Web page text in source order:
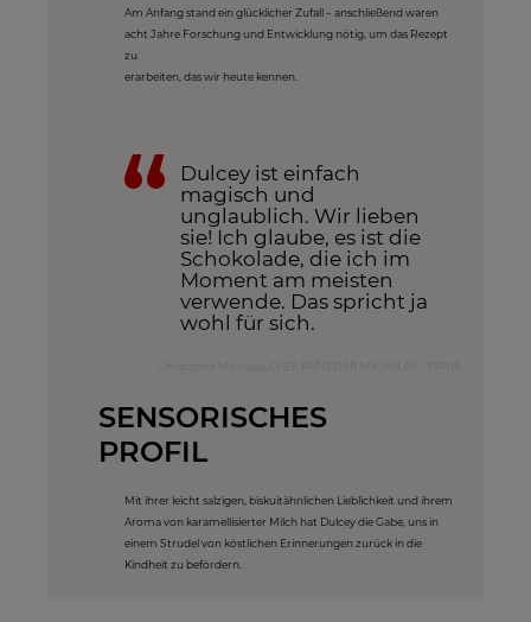
Am Anfang stand ein glücklicher Zufall – anschließend waren
acht Jahre Forschung und Entwicklung nötig, um das Rezept
zu
erarbeiten, das wir heute kennen.
Dulcey ist einfach
magisch und
unglaublich. Wir lieben
sie! Ich glaube, es ist die
Schokolade, die ich im
Moment am meisten
verwende. Das spricht ja
wohl für sich.
SENSORISCHES
PROFIL
Mit ihrer leicht salzigen, biskuitähnlichen Lieblichkeit und ihrem
Aroma von karamellisierter Milch hat Dulcey die Gabe, uns in
einem Strudel von köstlichen Erinnerungen zurück in die
Kindheit zu befördern.